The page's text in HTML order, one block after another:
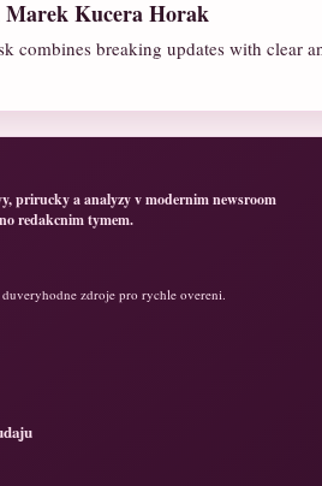
Marek Kucera Horak
combines breaking updates with clear
prirucky a analyzy v modernim newsroom
redakcnim tymem.
zdroje pro rychle overeni.